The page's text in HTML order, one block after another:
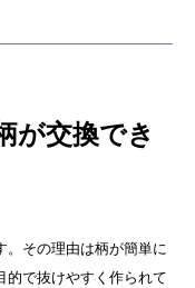
が交換でき
。その理由は柄が簡単に
的で抜けやすく作られて